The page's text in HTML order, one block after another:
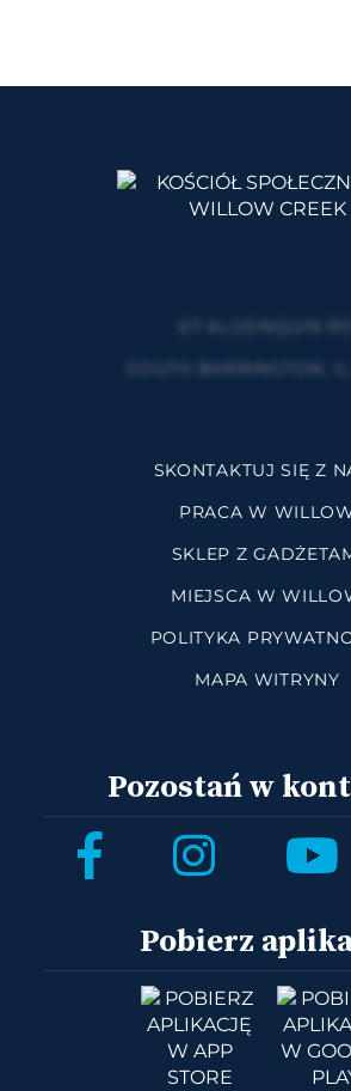
SKONTAKTUJ SIĘ Z
PRACA W
SKLEP Z
MIEJSCA W
POLITYKA
MAPA WITRYNY
Pozostań w
Pobierz